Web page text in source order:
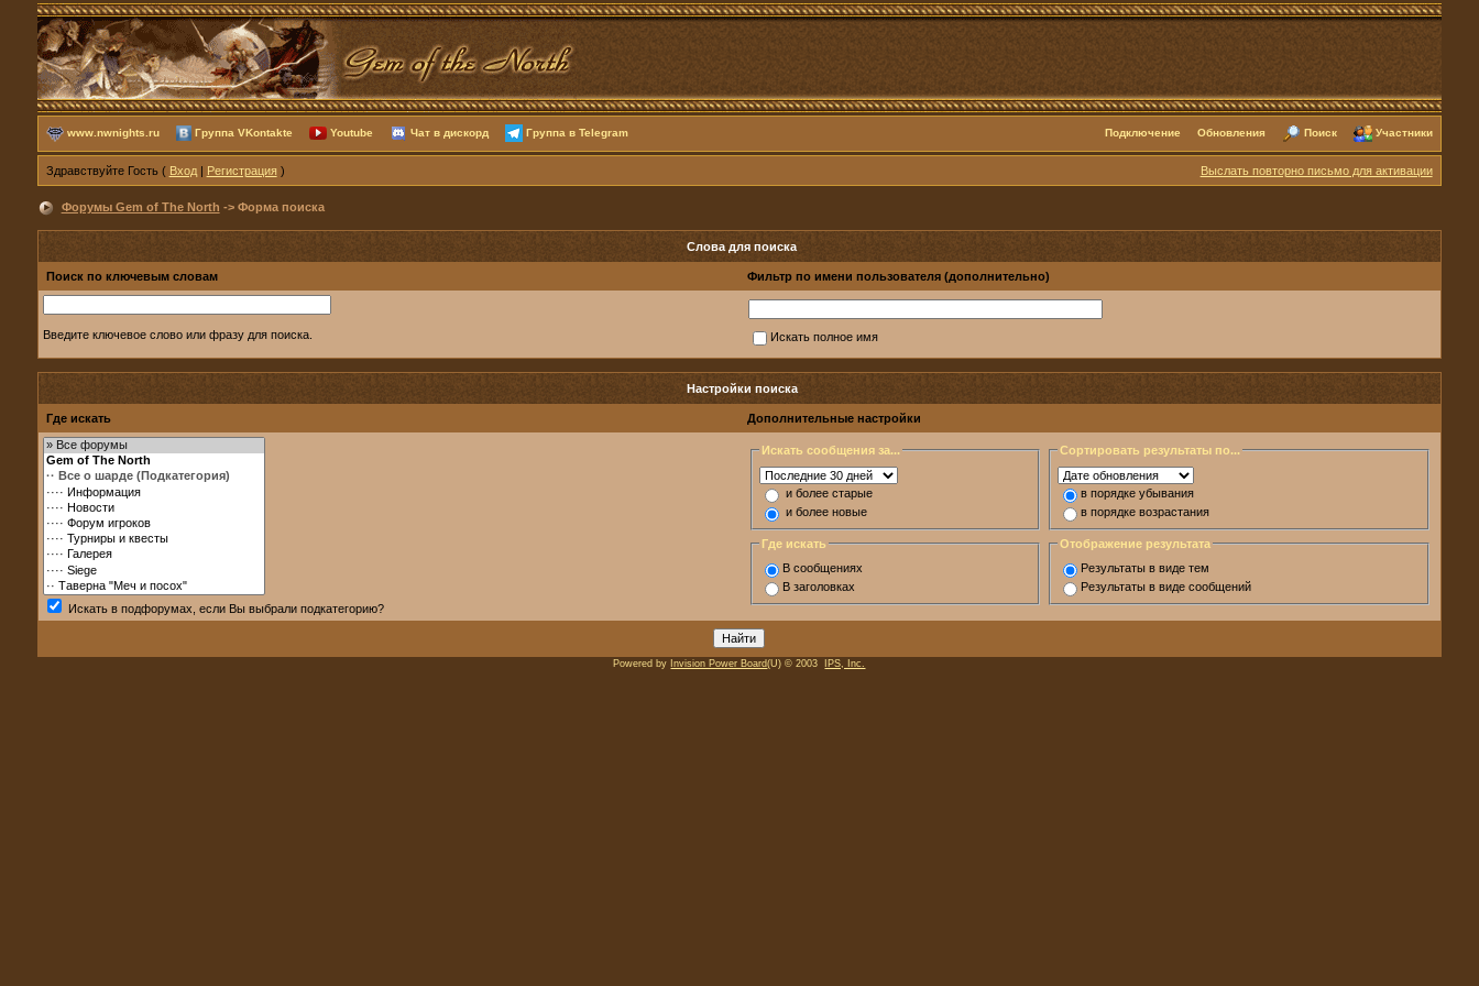
www.nwnights.ru Группа VKontakte Youtube Чат в дискорд Группа в Telegram Подключение Обновления Поиск Участники
Здравствуйте Гость ( Вход| Регистрация) Выслать повторно письмо для активации
Форумы Gem of The North -> Форма поиска
Слова для поиска
Поиск по ключевым словам Фильтр по имени пользователя (дополнительно)
Введите ключевое слово или фразу для поиска. Искать полное имя
Настройки поиска
Где искать Дополнительные настройки
Искать в подфорумах, если Вы выбрали подкатегорию?
Искать сообщения за...
и более старые
и более новые
Сортировать результаты по...
в порядке убывания
в порядке возрастания
Где искать
В сообщениях
В заголовках
Отображение результата
Результаты в виде тем
Результаты в виде сообщений
Powered by Invision Power Board(U) © 2003 IPS, Inc.